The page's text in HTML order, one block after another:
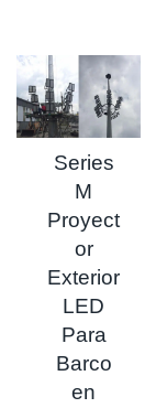
Series
M
Proyect
or
Exterior
LED
Para
Barco
en